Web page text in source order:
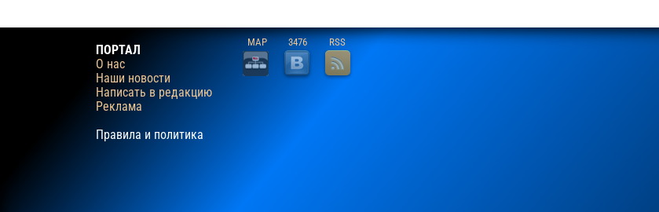
ПОРТАЛ
О нас
Наши новости
Написать в редакцию
Реклама
Правила и политика
MAP 3476 RSS